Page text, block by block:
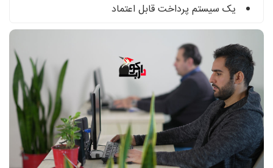
یک سیستم پرداخت قابل اعتماد